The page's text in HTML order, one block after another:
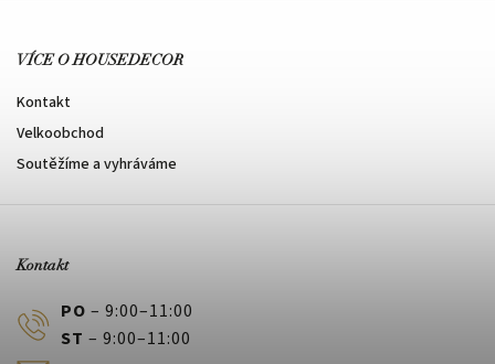
VÍCE O HOUSEDECOR
Kontakt
Velkoobchod
Soutěžíme a vyhráváme
Kontakt
PO – 9:00–11:00
ST – 9:00–11:00